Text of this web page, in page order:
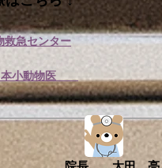
救急センター
日本小動物医